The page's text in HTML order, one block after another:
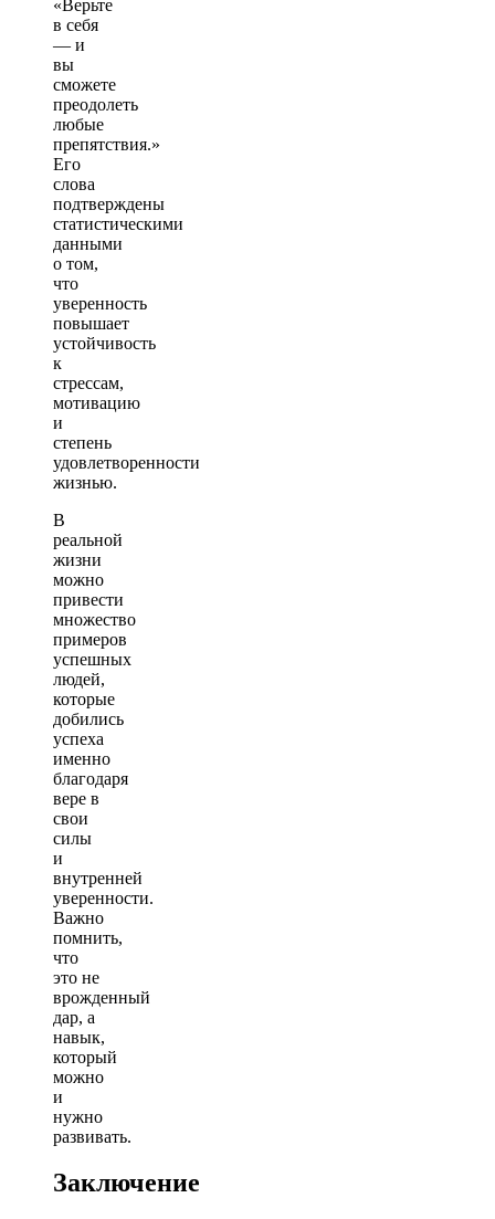
«Верьте
в себя
— и
вы
сможете
преодолеть
любые
препятствия.»
Его
слова
подтверждены
статистическими
данными
о том,
что
уверенность
повышает
устойчивость
к
стрессам,
мотивацию
и
степень
удовлетворенности
жизнью.
В
реальной
жизни
можно
привести
множество
примеров
успешных
людей,
которые
добились
успеха
именно
благодаря
вере в
свои
силы
и
внутренней
уверенности.
Важно
помнить,
что
это не
врожденный
дар, а
навык,
который
можно
и
нужно
развивать.
Заключение